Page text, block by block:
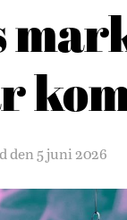
den 5 juni 2026